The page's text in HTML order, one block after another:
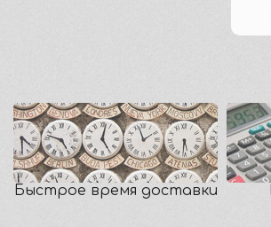
Быстрое время доставки